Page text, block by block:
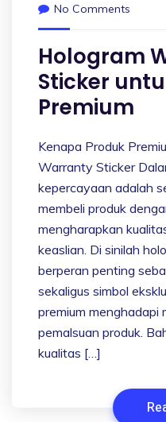
No Comments
Hologram
Sticker
Premium
Kenapa Produk
Warranty Sticker
kepercayaan adalah
membeli produk
mengharapkan
keaslian. Di sinilah
berperan penting
sekaligus simbol
premium menghadapi
pemalsuan produk.
kualitas […]